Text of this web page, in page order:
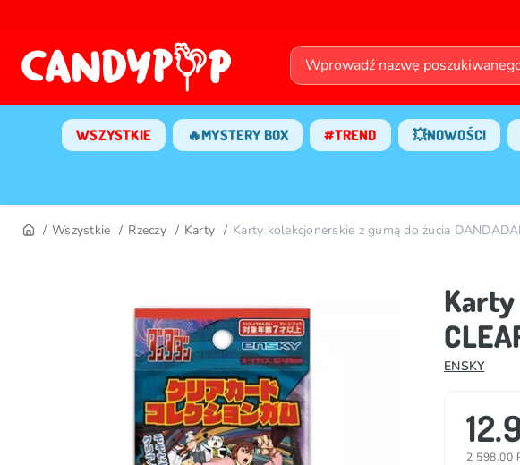
WSZYSTKIE 🔥MYSTERY BOX #TREND 💥NOWOŚCI
Wszystkie Rzeczy Karty Karty kolekcjonerskie z gumą do żucia
Karty
ENSKY
2 598.00